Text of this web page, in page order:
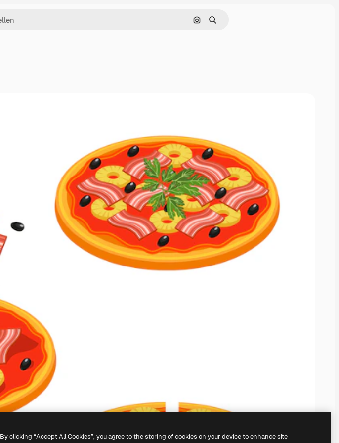
Nach Bild suchen
Suchen
By clicking “Accept All Cookies”, you agree to the storing of cookies on your device to enhance site